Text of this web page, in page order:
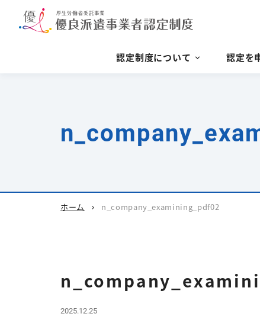
認定制度について 認定を
ホーム chevron_right n_company_examining_pdf02
2025.12.25